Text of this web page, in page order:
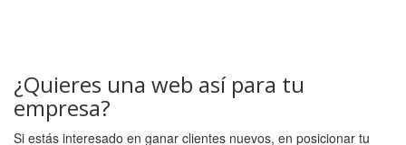
¿Quieres una web así para tu
empresa?
Si estás interesado en ganar clientes nuevos, en posicionar tu